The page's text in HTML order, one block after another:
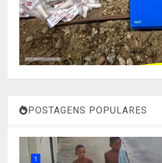
POSTAGENS POPULARES
1